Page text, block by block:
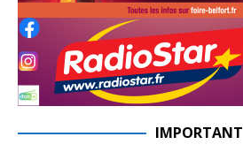
IMPORTANT